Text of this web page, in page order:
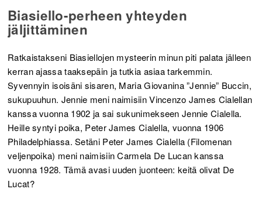
Biasiello-perheen yhteyden
jäljittäminen
Ratkaistakseni Biasiellojen mysteerin minun piti palata jälleen
kerran ajassa taaksepäin ja tutkia asiaa tarkemmin.
Syvennyin isoisäni sisaren, Maria Giovanina ”Jennie” Buccin,
sukupuuhun. Jennie meni naimisiin Vincenzo James Cialellan
kanssa vuonna 1902 ja sai sukunimekseen Jennie Cialella.
Heille syntyi poika, Peter James Cialella, vuonna 1906
Philadelphiassa. Setäni Peter James Cialella (Filomenan
veljenpoika) meni naimisiin Carmela De Lucan kanssa
vuonna 1928. Tämä avasi uuden juonteen: keitä olivat De
Lucat?